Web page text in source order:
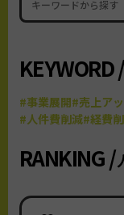
KEYWORD /
#事業展開#売上ア
#人件費削減#経費
RANKING /